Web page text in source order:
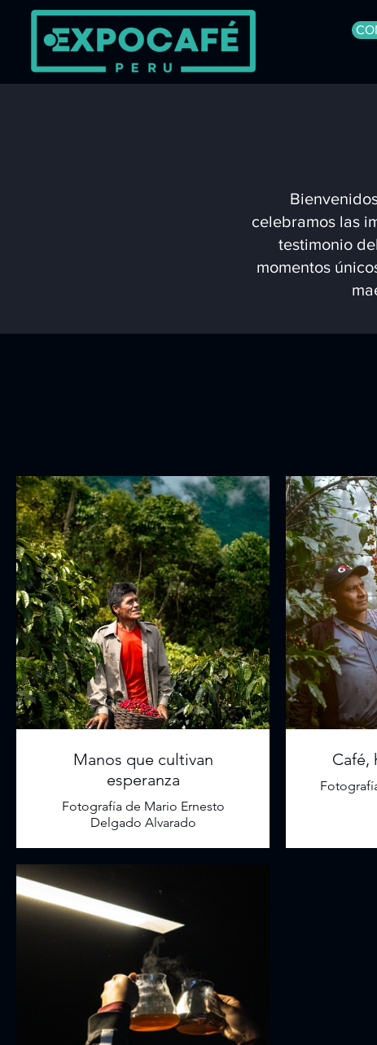
celebramos las
testimonio
momentos
Manos que cultivan
esperanza
Fotografía de Mario Ernesto
Delgado Alvarado
Café,